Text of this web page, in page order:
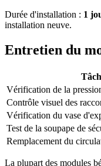
Durée d'installation : 1
installation neuve.
Entretien du
Vérification de la
Contrôle visuel des
Vérification du vase
Test de la soupape de
Remplacement du
La plupart des modules